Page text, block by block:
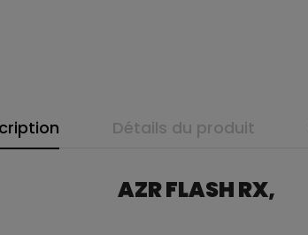
Détails du produit
AZR FLASH RX,